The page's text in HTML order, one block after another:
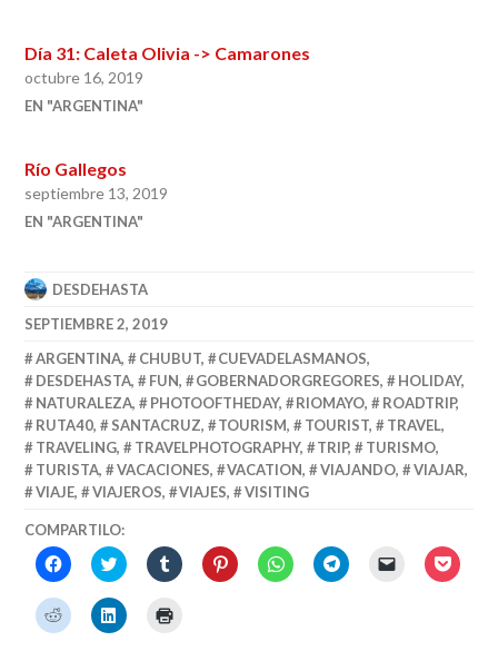
Día 31: Caleta Olivia -> Camarones
octubre 16, 2019
EN "ARGENTINA"
Río Gallegos
septiembre 13, 2019
EN "ARGENTINA"
DESDEHASTA
SEPTIEMBRE 2, 2019
ARGENTINA, CHUBUT, CUEVADELASMANOS,
DESDEHASTA, FUN, GOBERNADORGREGORES, HOLIDAY,
NATURALEZA, PHOTOOFTHEDAY, RIOMAYO, ROADTRIP,
RUTA40, SANTACRUZ, TOURISM, TOURIST, TRAVEL,
TRAVELING, TRAVELPHOTOGRAPHY, TRIP, TURISMO,
TURISTA, VACACIONES, VACATION, VIAJANDO, VIAJAR,
VIAJE, VIAJEROS, VIAJES, VISITING
COMPARTILO:
HACÉ
CLICK
COMPARTIR
EN
FACEBOOK
HACÉ
CLICK
COMPARTIR
EN
TWITTER
HACÉ
CLICK
HACÉ
CLICK
CLICK
TO
CLICK
TO
CLICK HACÉ
CLICK
HACÉ
CLICK
HACÉ
CLICK